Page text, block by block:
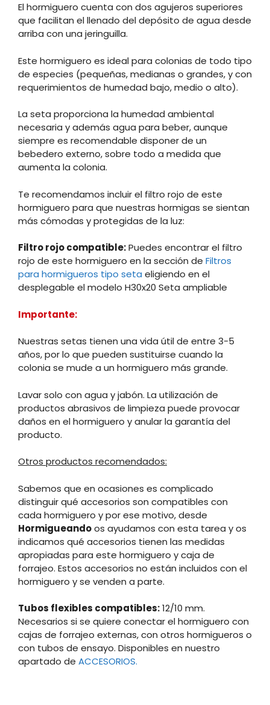
El hormiguero cuenta con dos agujeros superiores
que facilitan el llenado del depósito de agua desde
arriba con una jeringuilla.
Este hormiguero es ideal para colonias de todo tipo
de especies (pequeñas, medianas o grandes, y con
requerimientos de humedad bajo, medio o alto).
La seta proporciona la humedad ambiental
necesaria y además agua para beber, aunque
siempre es recomendable disponer de un
bebedero externo, sobre todo a medida que
aumenta la colonia.
Te recomendamos incluir el filtro rojo de este
hormiguero para que nuestras hormigas se sientan
más cómodas y protegidas de la luz:
Filtro rojo compatible:Puedes encontrar el filtro
rojo de este hormiguero en la sección de Filtros
para hormigueros tipo seta eligiendo en el
desplegable el modelo H30x20 Seta ampliable
Importante:
Nuestras setas tienen una vida útil de entre 3-5
años, por lo que pueden sustituirse cuando la
colonia se mude a un hormiguero más grande.
Lavar solo con agua y jabón. La utilización de
productos abrasivos de limpieza puede provocar
daños en el hormiguero y anular la garantía del
producto.
Otros productos recomendados:
Sabemos que en ocasiones es complicado
distinguir qué accesorios son compatibles con
cada hormiguero y por ese motivo, desde
Hormigueandoos ayudamos con esta tarea y os
indicamos qué accesorios tienen las medidas
apropiadas para este hormiguero y caja de
forrajeo. Estos accesorios no están incluidos con el
hormiguero y se venden a parte.
Tubos flexibles compatibles:12/10 mm.
Necesarios si se quiere conectar el hormiguero con
cajas de forrajeo externas, con otros hormigueros o
con tubos de ensayo. Disponibles en nuestro
apartado de ACCESORIOS.